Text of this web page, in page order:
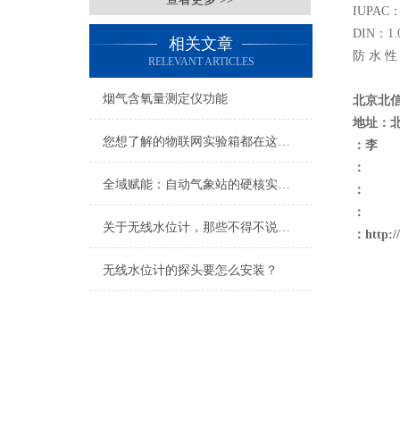
相关文章
RELEVANT ARTICLES
烟气含氧量测定仪功能
您想了解的物联网实验箱都在这里了
全域赋能：自动气象站的硬核实力与智能内核
关于无线水位计，那些不得不说的事
无线水位计的探头要怎么安装？
IUPAC
DIN：
防 水
北京北
地址：
：李
：
：
：
： http://